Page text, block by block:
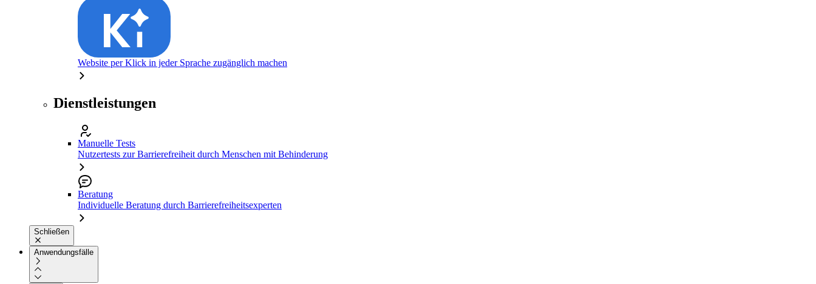
Website per Klick in jeder Sprache zugänglich machen
Dienstleistungen
Manuelle Tests
Nutzertests zur Barrierefreiheit durch Menschen mit Behinderung
Beratung
Individuelle Beratung durch Barrierefreiheitsexperten
Schließen
Anwendungsfälle